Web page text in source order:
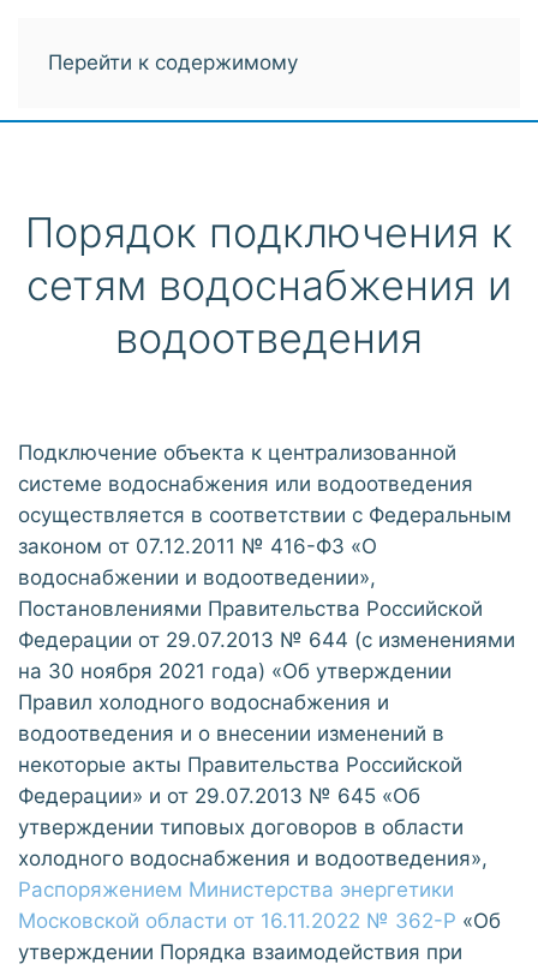
Перейти к содержимому
Порядок подключения к
сетям водоснабжения и
водоотведения
Подключение объекта к централизованной
системе водоснабжения или водоотведения
осуществляется в соответствии с Федеральным
законом от 07.12.2011 № 416-ФЗ «О
водоснабжении и водоотведении»,
Постановлениями Правительства Российской
Федерации от 29.07.2013 № 644 (с изменениями
на 30 ноября 2021 года) «Об утверждении
Правил холодного водоснабжения и
водоотведения и о внесении изменений в
некоторые акты Правительства Российской
Федерации» и от 29.07.2013 № 645 «Об
утверждении типовых договоров в области
холодного водоснабжения и водоотведения»,
Распоряжением Министерства энергетики
Московской области от 16.11.2022 № 362-Р «Об
утверждении Порядка взаимодействия при